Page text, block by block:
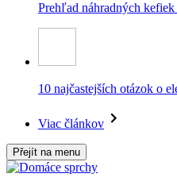
Prehľad náhradných
10 najčastejších otázok o
Viac článkov
Přejít na menu